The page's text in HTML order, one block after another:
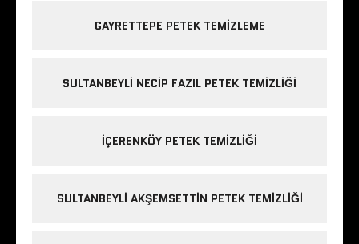
GAYRETTEPE PETEK TEMIZLEME
SULTANBEYLI NECIP FAZIL PETEK TEMIZLIĞI
IÇERENKÖY PETEK TEMIZLIĞI
SULTANBEYLI AKŞEMSETTIN PETEK TEMIZLIĞI